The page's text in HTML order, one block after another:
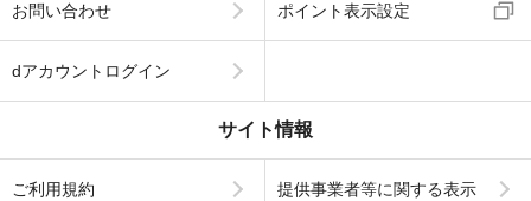
お問い合わせ ポイント表示設定
dアカウントログイン
サイト情報
ご利用規約 提供事業者等に関する表示